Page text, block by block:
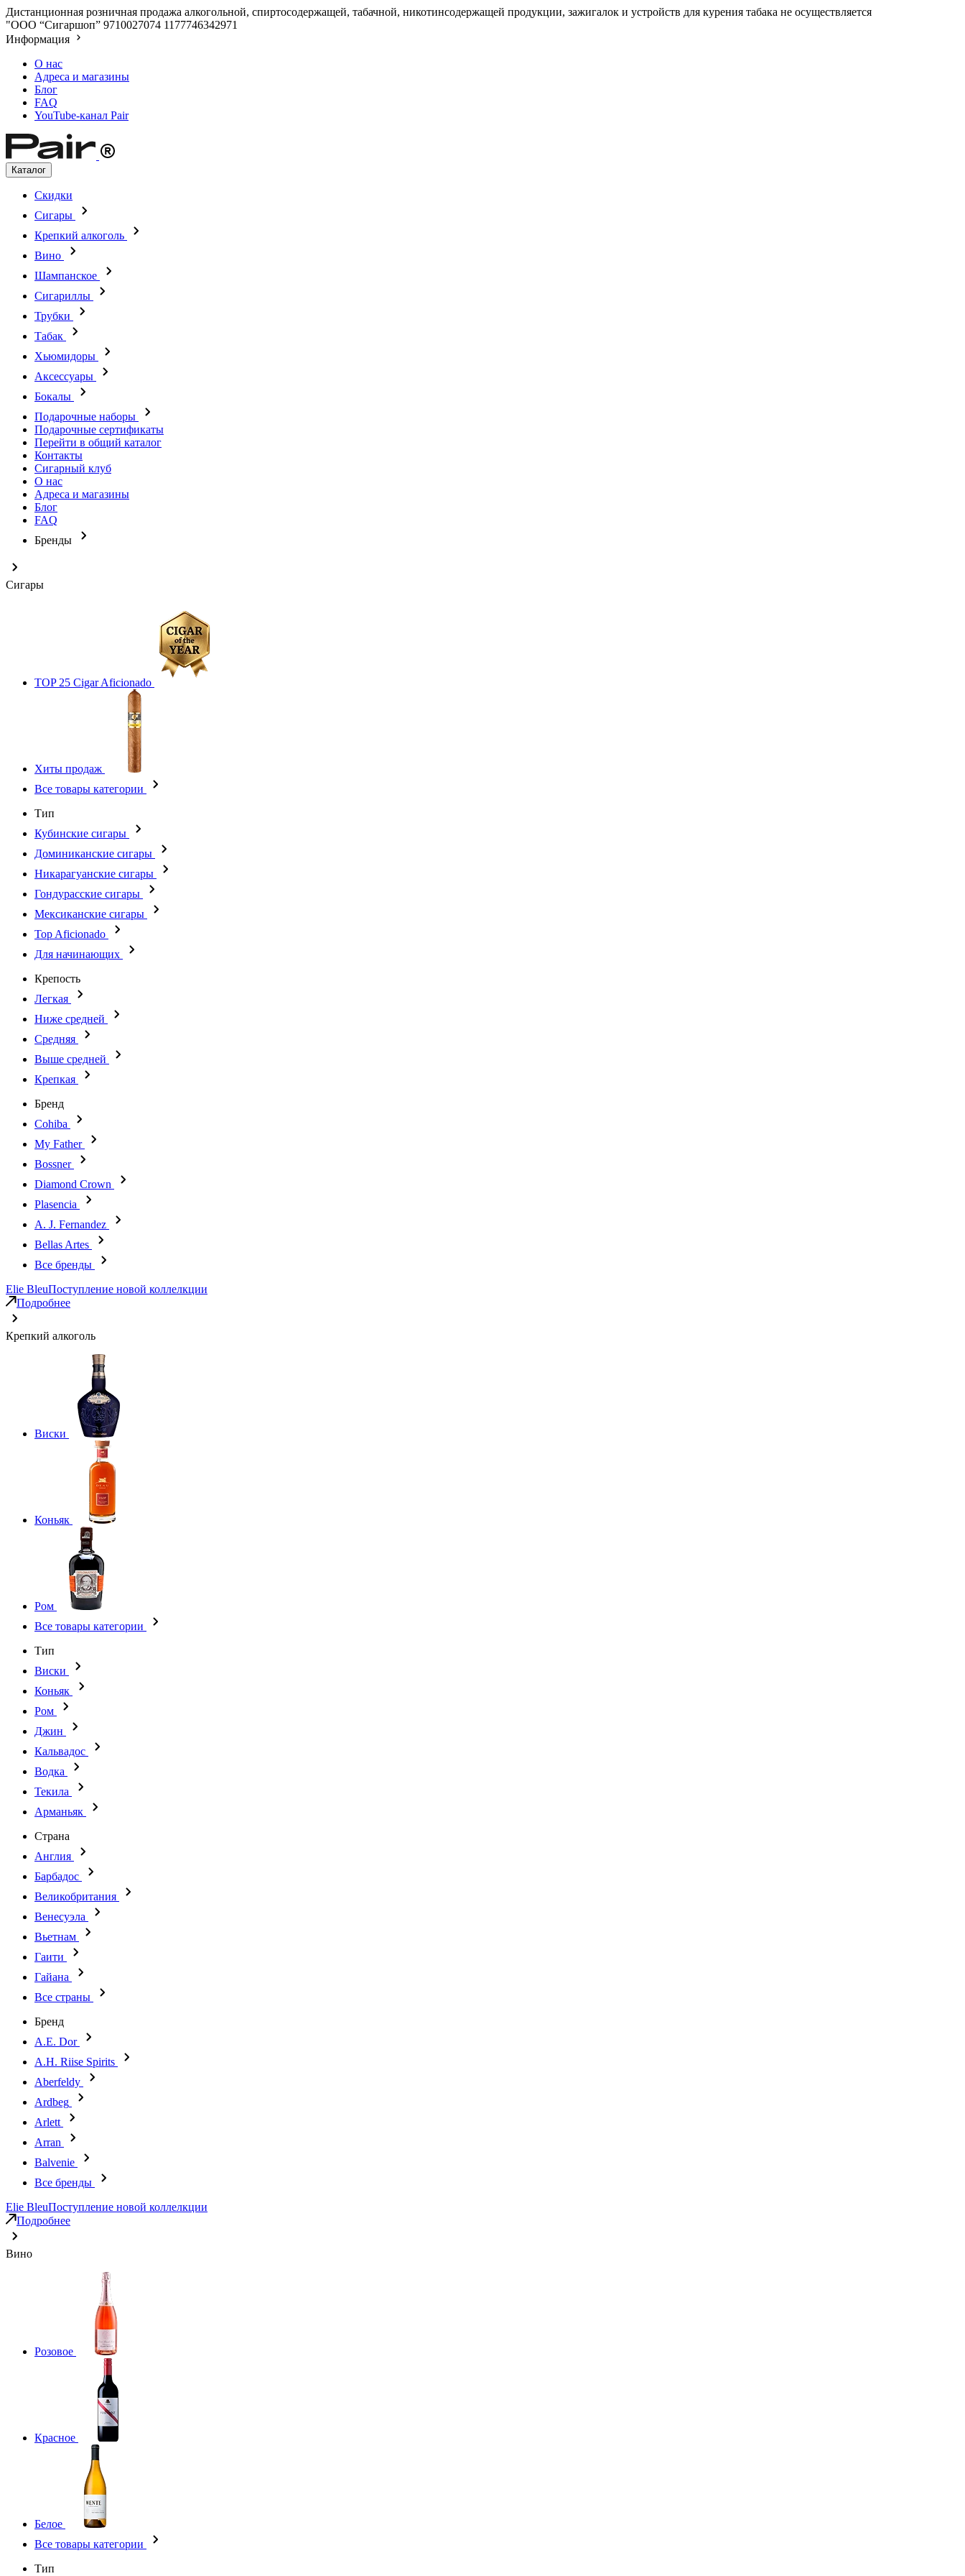
Дистанционная розничная продажа алкогольной, спиртосодержащей, табачной, никотинсодержащей продукции, зажигалок и устройств для курения табака не осуществляется
"ООО “Сигаршоп” 9710027074 1177746342971
Информация
О нас
Адреса и магазины
Блог
FAQ
YouTube-канал Pair
Каталог
Скидки
Сигары
Крепкий алкоголь
Вино
Шампанское
Сигариллы
Трубки
Табак
Хьюмидоры
Аксессуары
Бокалы
Подарочные наборы
Подарочные сертификаты
Перейти в общий каталог
Контакты
Сигарный клуб
О нас
Адреса и магазины
Блог
FAQ
Бренды
Сигары
TOP 25 Cigar Aficionado
Хиты продаж
Все товары категории
Тип
Кубинские сигары
Доминиканские сигары
Никарагуанские сигары
Гондурасские сигары
Мексиканские сигары
Top Aficionado
Для начинающих
Крепость
Легкая
Ниже средней
Средняя
Выше средней
Крепкая
Бренд
Cohiba
My Father
Bossner
Diamond Crown
Plasencia
A. J. Fernandez
Bellas Artes
Все бренды
Elie BleuПоступление новой коллелкции
Подробнее
Крепкий алкоголь
Виски
Коньяк
Ром
Все товары категории
Тип
Виски
Коньяк
Ром
Джин
Кальвадос
Водка
Текила
Арманьяк
Страна
Англия
Барбадос
Великобритания
Венесуэла
Вьетнам
Гаити
Гайана
Все страны
Бренд
A.E. Dor
A.H. Riise Spirits
Aberfeldy
Ardbeg
Arlett
Arran
Balvenie
Все бренды
Elie BleuПоступление новой коллелкции
Подробнее
Вино
Розовое
Красное
Белое
Все товары категории
Тип